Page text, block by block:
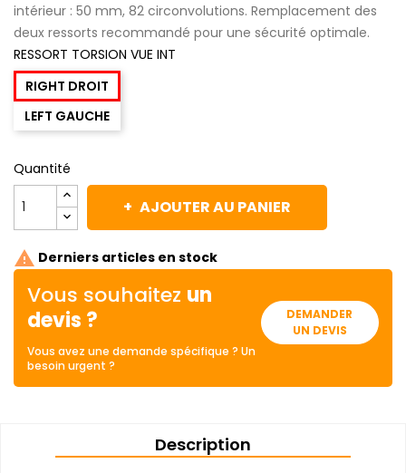
intérieur : 50 mm, 82 circonvolutions. Remplacement des
deux ressorts recommandé pour une sécurité optimale.
RESSORT TORSION VUE INT
RIGHT DROIT
LEFT GAUCHE
Quantité
AJOUTER AU PANIER
 Derniers articles en stock
Vous souhaitez un
devis ?
Vous avez une demande spécifique ? Un
besoin urgent ?
DEMANDER
UN DEVIS
Description